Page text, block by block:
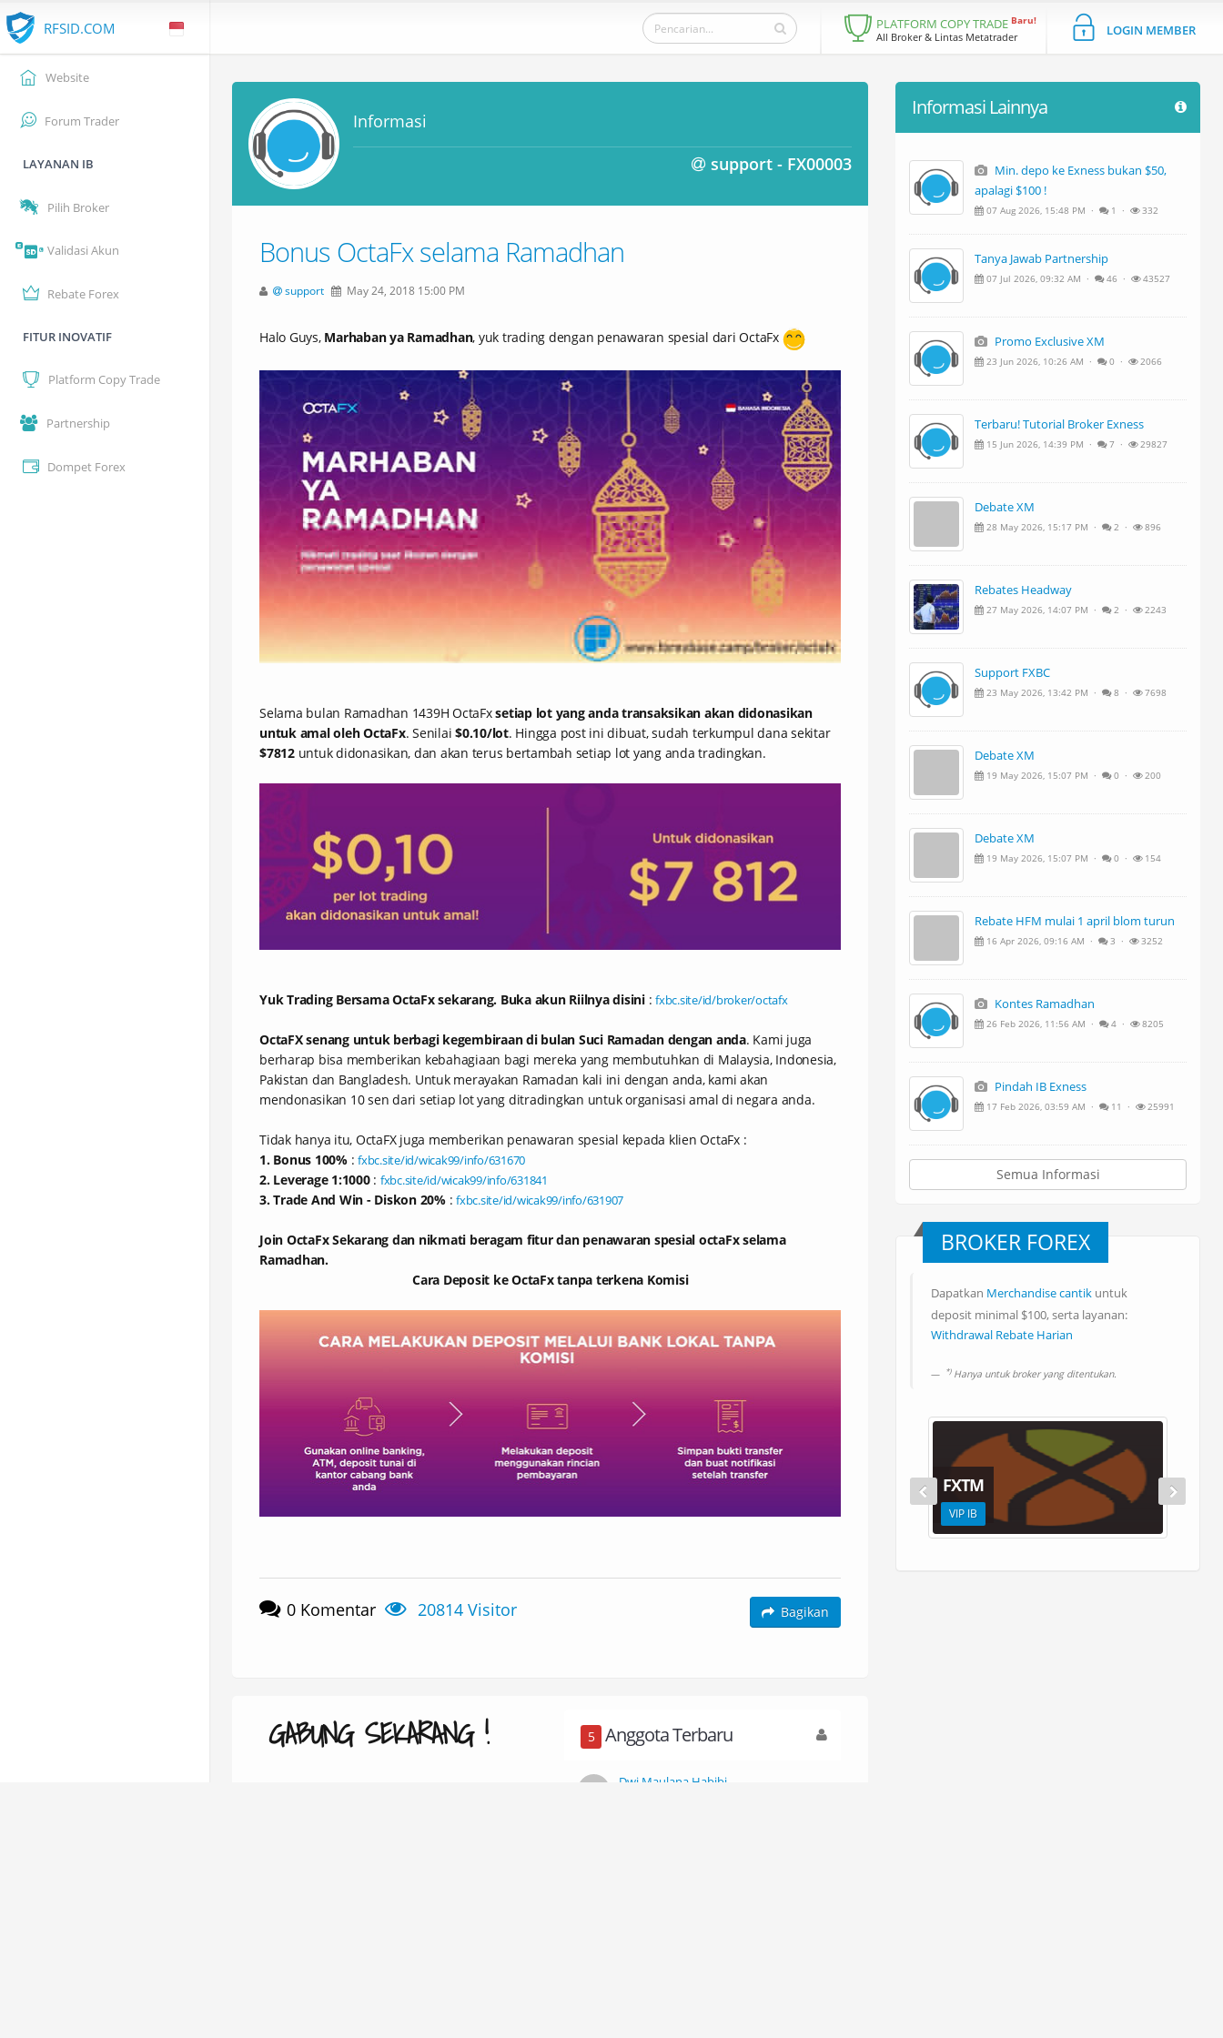
PLATFORM COPY TRADE Baru!
All Broker & Lintas Metatrader LOGIN MEMBER
RFSID.COM
Website
Forum Trader
LAYANAN IB
Pilih Broker
Validasi Akun
Rebate Forex
FITUR INOVATIF
Platform Copy Trade
Partnership
Dompet Forex
Informasi
support - FX00003
Bonus OctaFx selama Ramadhan
support May 24, 2018 15:00 PM
Halo Guys, Marhaban ya Ramadhan, yuk trading dengan penawaran spesial dari OctaFx
Selama bulan Ramadhan 1439H OctaFxsetiap lot yang anda transaksikan akan didonasikan
untuk amal oleh OctaFx. Senilai $0.10/lot. Hingga post ini dibuat, sudah terkumpul dana sekitar
$7812untuk didonasikan, dan akan terus bertambah setiap lot yang anda tradingkan.
Yuk Trading Bersama OctaFx sekarang. Buka akun Riilnya disini : fxbc.site/id/broker/octafx
OctaFX senang untuk berbagi kegembiraan di bulan Suci Ramadan dengan anda. Kami juga
berharap bisa memberikan kebahagiaan bagi mereka yang membutuhkan di Malaysia, Indonesia,
Pakistan dan Bangladesh. Untuk merayakan Ramadan kali ini dengan anda, kami akan
mendonasikan 10 sen dari setiap lot yang ditradingkan untuk organisasi amal di negara anda.
Tidak hanya itu, OctaFX juga memberikan penawaran spesial kepada klien OctaFx :
1. Bonus 100%: fxbc.site/id/wicak99/info/631670
2. Leverage 1:1000: fxbc.site/id/wicak99/info/631841
3. Trade And Win - Diskon 20%: fxbc.site/id/wicak99/info/631907
Join OctaFx Sekarang dan nikmati beragam fitur dan penawaran spesial octaFx selama
Ramadhan.
Cara Deposit ke OctaFx tanpa terkena Komisi
0 Komentar 20814 Visitor Bagikan
GABUNG SEKARANG ! 5 Anggota Terbaru
Dwi Maulana Habibi
Informasi Lainnya
Min. depo ke Exness bukan $50,
apalagi $100 !
07 Aug 2026, 15:48 PM · 1 · 332
Tanya Jawab Partnership
07 Jul 2026, 09:32 AM · 46 · 43527
Promo Exclusive XM
23 Jun 2026, 10:26 AM · 0 · 2066
Terbaru! Tutorial Broker Exness
15 Jun 2026, 14:39 PM · 7 · 29827
Debate XM
28 May 2026, 15:17 PM · 2 · 896
Rebates Headway
27 May 2026, 14:07 PM · 2 · 2243
Support FXBC
23 May 2026, 13:42 PM · 8 · 7698
Debate XM
19 May 2026, 15:07 PM · 0 · 200
Debate XM
19 May 2026, 15:07 PM · 0 · 154
Rebate HFM mulai 1 april blom turun
16 Apr 2026, 09:16 AM · 3 · 3252
Kontes Ramadhan
26 Feb 2026, 11:56 AM · 4 · 8205
Pindah IB Exness
17 Feb 2026, 03:59 AM · 11 · 25991
Semua Informasi
BROKER FOREX
Dapatkan Merchandise cantik untuk
deposit minimal $100, serta layanan:
Rebate Forex 80%
Transfer Rebate Antar Broker*
Withdrawal Rebate Harian
Withdrawal Bank Lokal*
*)Hanya untuk broker yang ditentukan.
FOREXVOX
STANDART IB
CDGGLOBAL
STANDART IB
FXTM
VIP IB